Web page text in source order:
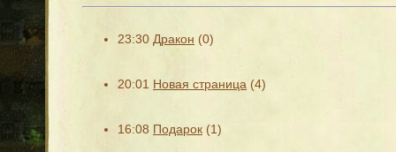
23:30 Дракон (0)
20:01 Новая страница (4)
16:08 Подарок (1)